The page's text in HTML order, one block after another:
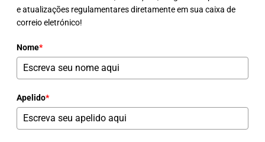
e atualizações regulamentares diretamente em sua caixa de
correio eletrónico!
Nome*
Apelido*